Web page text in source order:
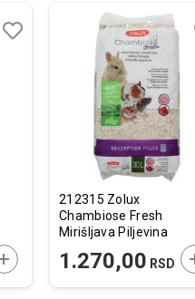
U KORPU
212315 Zolux
Chambiose Fresh
Mirišljava Piljevina
3kg
1.270,00 RSD